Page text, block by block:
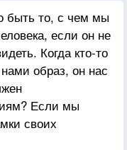
быть то, с чем мы
если он не
Когда кто-то
образ, он нас
Если мы
своих